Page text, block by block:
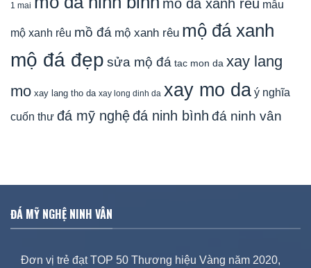
1 mai mo da xanh reu mẫu
mộ xanh rêu mồ đá mộ xanh rêu mộ đá xanh
mộ đá đẹp sửa mộ đá tac mon da xay lang
mo xay lang tho da xay long dinh da xay mo da ý nghĩa
cuốn thư đá mỹ nghệđá ninh bình đá ninh vân
ĐÁ MỸ NGHỆ NINH VÂN
Đơn vị trẻ đạt TOP 50 Thương hiệu Vàng năm 2020,